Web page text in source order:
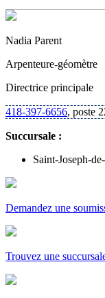
Nadia Parent
Arpenteure-géomètre
Directrice principale
418-397-6656, poste
Succursale :
Saint-Joseph-
Demandez une
Trouvez une